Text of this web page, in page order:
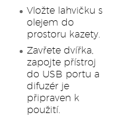
Vložte lahvičku s
olejem do
prostoru kazety.
Zavřete dvířka,
zapojte přístroj
do USB portu a
difuzér je
připraven k
použití.